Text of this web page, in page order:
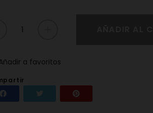
a favoritos
Compartir Tuitear